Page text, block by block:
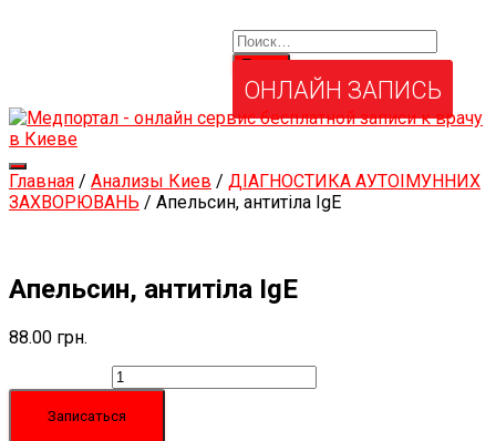
ОНЛАЙН ЗАПИСЬ
Переключить
навигацию
Главная / Анализы Киев / ДІАГНОСТИКА АУТОІМУННИХ
ЗАХВОРЮВАНЬ / Апельсин, антитіла IgЕ
Апельсин, антитіла IgЕ
88.00 грн.
Записаться